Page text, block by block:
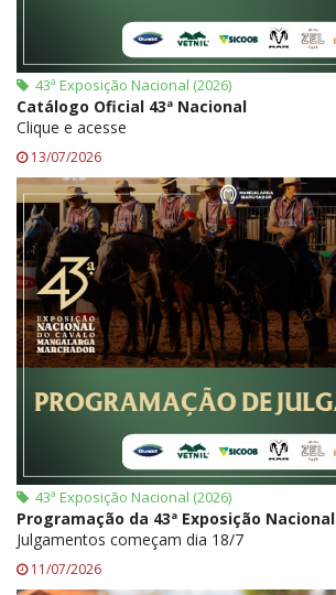
43ª Exposição Nacional (2026)
Catálogo Oficial 43ª Nacional
Clique e acesse
13/07/2026
43ª Exposição Nacional (2026)
Programação da 43ª Exposição Nacional
Julgamentos começam dia 18/7
11/07/2026